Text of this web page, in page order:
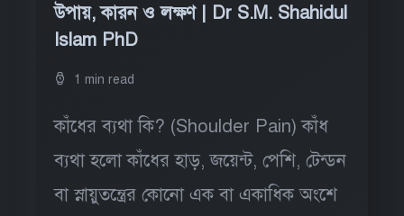
উপায়, কারন ও লক্ষণ | Dr S.M. Shahidul
Islam PhD
1 min read
কাঁধের ব্যথা কি? (Shoulder Pain) কাঁধ
ব্যথা হলো কাঁধের হাড়, জয়েন্ট, পেশি, টেন্ডন
বা স্নায়ুতন্ত্রের কোনো এক বা একাধিক অংশে